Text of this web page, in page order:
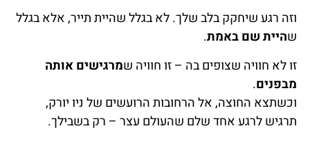
וזה רגע שיחקק בלב שלך. לא בגלל שהיית תייר, אלא בגלל
שהיית שם באמת.
זו לא חוויה שצופים בה – זו חוויה שמרגישים אותה
מבפנים.
וכשתצא החוצה, אל הרחובות הרועשים של ניו יורק,
תרגיש לרגע אחד שלם שהעולם עצר – רק בשבילך.